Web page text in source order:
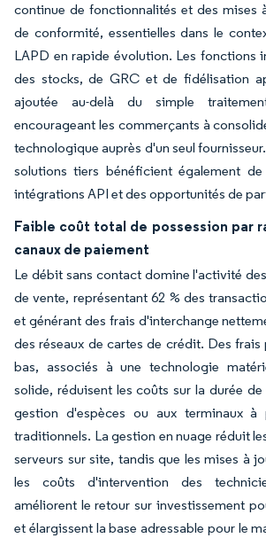
continue de fonctionnalités et des mises
de conformité, essentielles dans le
LAPD en rapide évolution. Les fonctions
des stocks, de GRC et de fidélisation
ajoutée au-delà du simple
encourageant les commerçants à
technologique auprès d'un seul
solutions tiers bénéficient également
intégrations API et des opportunités de
Faible coût total de possession par
canaux de paiement
Le débit sans contact domine l'activité
de vente, représentant 62 % des
et générant des frais d'interchange
des réseaux de cartes de crédit. Des
bas, associés à une technologie
solide, réduisent les coûts sur la durée
gestion d'espèces ou aux terminaux
traditionnels. La gestion en nuage réduit
serveurs sur site, tandis que les mises à
les coûts d'intervention des
améliorent le retour sur investissement
et élargissent la base adressable pour le